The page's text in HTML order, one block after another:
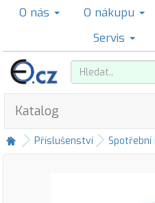
O nás O nákupu
Servis
Katalog
Příslušenství